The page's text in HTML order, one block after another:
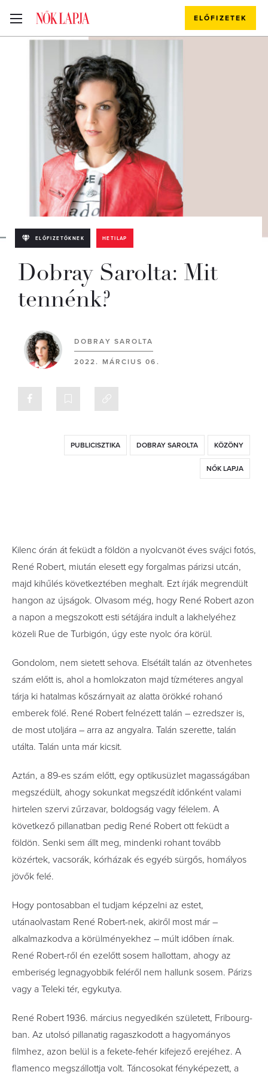
ELŐFIZETEK
ELŐFIZETŐKNEK HETILAP
Dobray Sarolta: Mit
tennénk?
DOBRAY SAROLTA
2022. MÁRCIUS 06.
PUBLICISZTIKA DOBRAY SAROLTA KÖZÖNY
NŐK LAPJA
Kilenc órán át feküdt a földön a nyolcvanöt éves svájci fotós,
René Robert, miután elesett egy forgalmas párizsi utcán,
majd kihűlés következtében meghalt. Ezt írják megrendült
hangon az újságok. Olvasom még, hogy René Robert azon
a napon a megszokott esti sétájára indult a lakhelyéhez
közeli Rue de Turbigón, úgy este nyolc óra körül.
Gondolom, nem sietett sehova. Elsétált talán az ötvenhetes
szám előtt is, ahol a homlokzaton majd tízméteres angyal
tárja ki hatalmas kőszárnyait az alatta örökké rohanó
emberek fölé. René Robert felnézett talán – ezredszer is,
de most utoljára – arra az angyalra. Talán szerette, talán
utálta. Talán unta már kicsit.
Aztán, a 89-es szám előtt, egy optikusüzlet magasságában
megszédült, ahogy sokunkat megszédít időnként valami
hirtelen szervi zűrzavar, boldogság vagy félelem. A
következő pillanatban pedig René Robert ott feküdt a
földön. Senki sem állt meg, mindenki rohant tovább
közértek, vacsorák, kórházak és egyéb sürgős, homályos
jövők felé.
Hogy pontosabban el tudjam képzelni az estet,
utánaolvastam René Robert-nek, akiről most már –
alkalmazkodva a körülményekhez – múlt időben írnak.
René Robert-ről én ezelőtt sosem hallottam, ahogy az
emberiség legnagyobbik feléről nem hallunk sosem. Párizs
vagy a Teleki tér, egykutya.
René Robert 1936. március negyedikén született, Fribourg-
ban. Az utolsó pillanatig ragaszkodott a hagyományos
filmhez, azon belül is a fekete-fehér kifejező erejéhez. A
flamenco megszállottja volt. Táncosokat fényképezett, a